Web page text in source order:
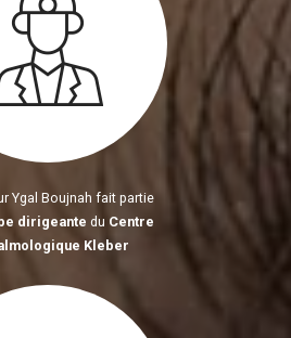
Ygal Boujnah fait partie
dirigeante du Centre
Kleber